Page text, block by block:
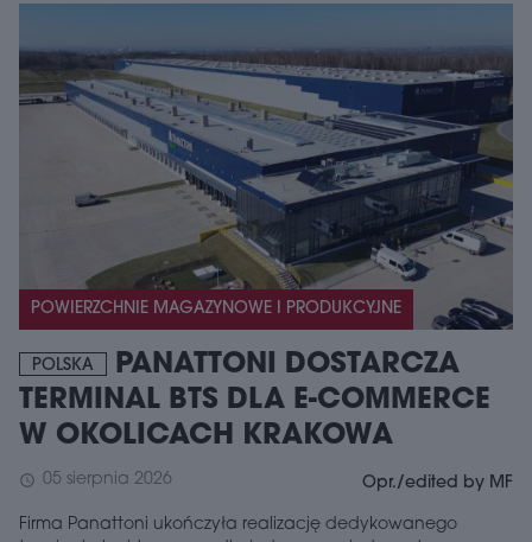
POWIERZCHNIE MAGAZYNOWE I PRODUKCYJNE
POLSKA
PANATTONI DOSTARCZA
TERMINAL BTS DLA E-COMMERCE
W OKOLICACH KRAKOWA
schedule 05 sierpnia 2026 Opr./edited by MF
Firma Panattoni ukończyła realizację dedykowanego